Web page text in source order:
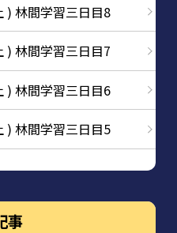
) 林間学習三日目8
) 林間学習三日目7
) 林間学習三日目6
) 林間学習三日目5
事